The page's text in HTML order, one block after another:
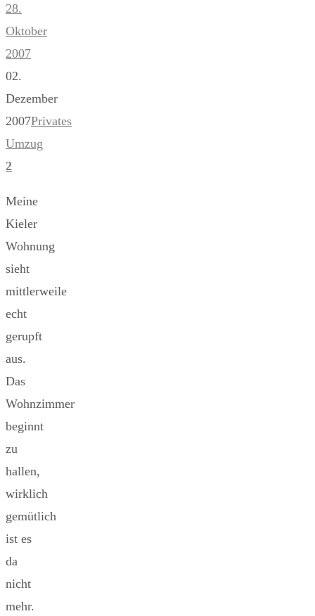
28.
Oktober
2007
02.
Dezember
2007Privates
Umzug
2
Meine
Kieler
Wohnung
sieht
mittlerweile
echt
gerupft
aus.
Das
Wohnzimmer
beginnt
zu
hallen,
wirklich
gemütlich
ist es
da
nicht
mehr.